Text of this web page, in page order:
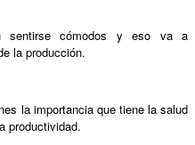
sentirse cómodos y eso va a
la producción.
la importancia que tiene la salud
productividad.